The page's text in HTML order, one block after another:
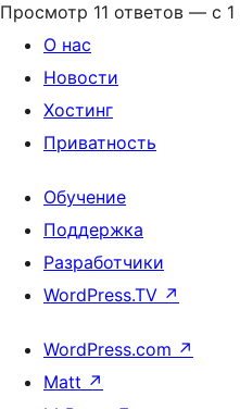
Просмотр 11 ответов — с 1
О нас
Новости
Хостинг
Приватность
Обучение
Поддержка
Разработчики
WordPress.TV ↗
WordPress.com ↗
Matt ↗